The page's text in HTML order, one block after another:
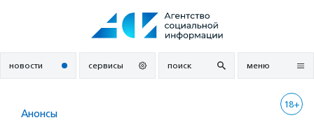
новости сервисы поиск меню
18+
Анонсы